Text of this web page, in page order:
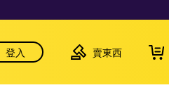
登入 賣東西